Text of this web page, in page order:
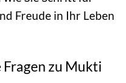
Freude in Ihr Leben
zu Mukti